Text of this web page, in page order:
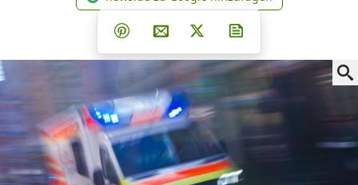
news.de zu Google
Teilen auf Facebook
Teilen auf Whatsapp
Teilen auf Telegram
Teilen auf Pinterest
Per E-Mail teilen
Post auf X